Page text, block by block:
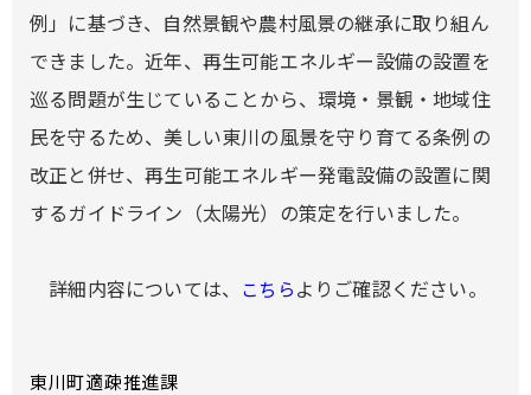
例」に基づき、自然景観や農村風景の継承に取り組ん
できました。近年、再生可能エネルギー設備の設置を
巡る問題が生じていることから、環境・景観・地域住
民を守るため、美しい東川の風景を守り育てる条例の
改正と併せ、再生可能エネルギー発電設備の設置に関
するガイドライン（太陽光）の策定を行いました。
詳細内容については、 こちらよりご確認ください。
東川町適疎推進課